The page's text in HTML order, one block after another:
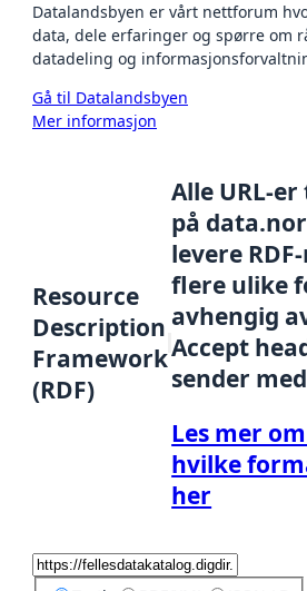
Datalandsbyen er vårt nettforum
data, dele erfaringer og spørre om
datadeling og
Gå til Datalandsbyen
Mer informasjon
Resource
Description
Framework
(RDF)
Alle URL-
på
levere
flere ulike
avhengig
Accept
sender
Les mer
hvilke
her